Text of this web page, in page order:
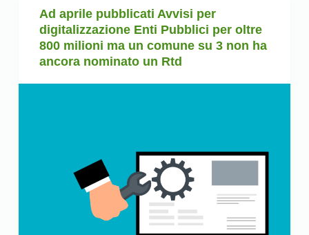
Ad aprile pubblicati Avvisi per
digitalizzazione Enti Pubblici per oltre
800 milioni ma un comune su 3 non ha
ancora nominato un Rtd